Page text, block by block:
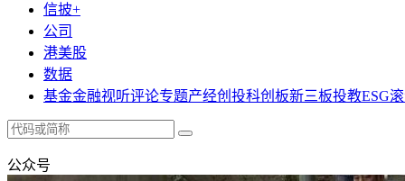
信披+
公司
港美股
数据
基金金融视听评论专题产经创投科创板新三板投教ESG
公众号